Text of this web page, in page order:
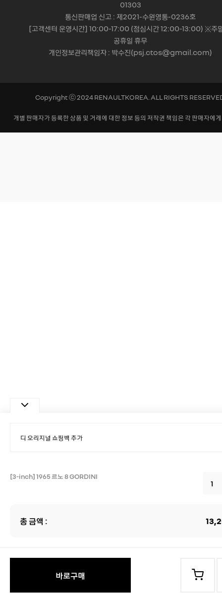
[3-inch] 1965 르노 8 GORDINI
총 금액 :
바로구매
01303
통신판매업 신고 : 제2021-수원영통-0236호
[고객센터 운영시간] 10:00-17:00 (점심시간 12:00-13:00) ※주
공휴일 휴무
개인정보관리책임자 : 박수진(psj.ctos@gmail.com)
Copyright ⓒ 2024 RENAULTKOREA. ALL RIGHTS
개별 판매자가 등록한 상품 및 거래에 대한 정보 등의 저작권 책임은 각 판매자에